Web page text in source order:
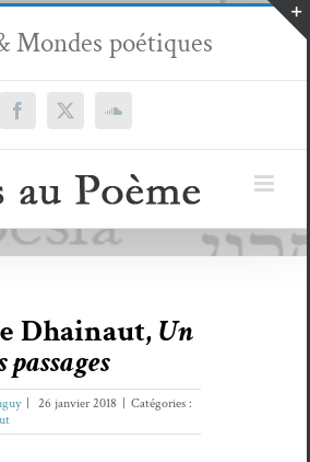
Mondes poétiques
Facebook
X SoundCloud
Dhainaut,Un
passages
26 janvier 2018
Catégories :